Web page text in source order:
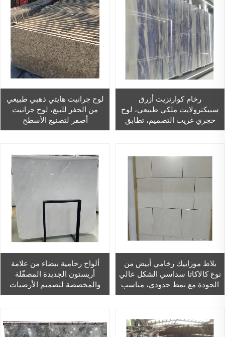
رخام كوارتزيت أزرق
سبيكترولايت ملكي طبيعي، لوح
حجري غريب التصميم، تطابق
كتابي للجدران كخلفية ديكور
لوح جرانيت هايتي ذهبي طبيعي
من الحفر للبيع، لوح جرانيت
أصفر لتصنيع الأسطح
بلاط موزاييك رخامي أبيض من
نوع كالاكاتا سداسي الشكل عالي
الجودة مع نمط حدودي، مناسب
للجدران والمداخل والأرضيات
ألواح رخامية بيضاء من علامة
أريستون الجديدة المصقّلة
والمخصصة لتصميم الأرضيات
والجدران الداخلية